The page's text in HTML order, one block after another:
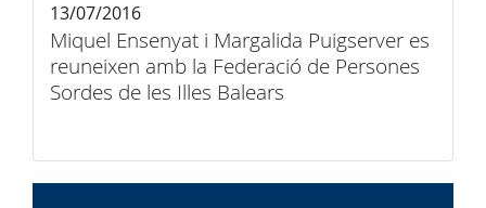
Miquel Ensenyat i Margalida Puigserver es
reuneixen amb la Federació de Persones
Sordes de les Illes Balears
13/07/2016